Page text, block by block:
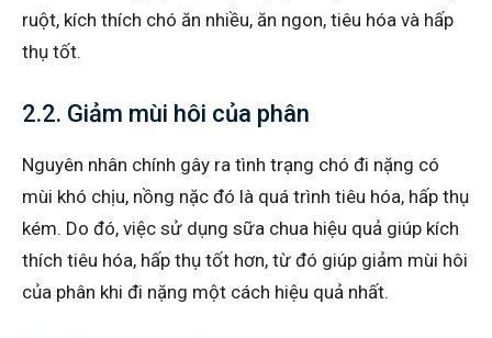
ruột, kích thích chó ăn nhiều, ăn ngon, tiêu hóa và hấp
thụ tốt.
2.2. Giảm mùi hôi của phân
Nguyên nhân chính gây ra tình trạng chó đi nặng có
mùi khó chịu, nồng nặc đó là quá trình tiêu hóa, hấp thụ
kém. Do đó, việc sử dụng sữa chua hiệu quả giúp kích
thích tiêu hóa, hấp thụ tốt hơn, từ đó giúp giảm mùi hôi
của phân khi đi nặng một cách hiệu quả nhất.